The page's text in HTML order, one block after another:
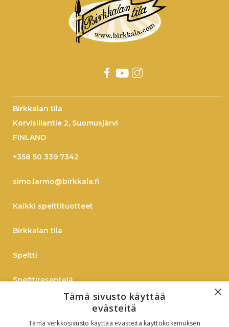
Birkkalan tila
Korvisillantie 2, Suomusjärvi
FINLAND
+358 50 339 7342
simo.larmo@birkkala.fi
Kaikki spelttituotteet
Birkkalan tila
Speltti
Spelttireseptejä
×
Tämä sivusto käyttää
evästeitä
Tämä verkkosivusto käyttää evästeitä käyttökokemuksen